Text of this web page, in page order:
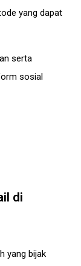
yang dapat
serta
sosial
di
yang bijak